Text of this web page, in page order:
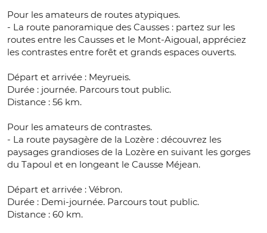
Pour les amateurs de routes atypiques.
- La route panoramique des Causses : partez sur les
routes entre les Causses et le Mont-Aigoual, appréciez
les contrastes entre forêt et grands espaces ouverts.
Départ et arrivée : Meyrueis.
Durée : journée. Parcours tout public.
Distance : 56 km.
Pour les amateurs de contrastes.
- La route paysagère de la Lozère : découvrez les
paysages grandioses de la Lozère en suivant les gorges
du Tapoul et en longeant le Causse Méjean.
Départ et arrivée : Vébron.
Durée : Demi-journée. Parcours tout public.
Distance : 60 km.